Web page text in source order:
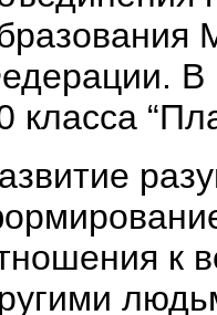
В
класса
к